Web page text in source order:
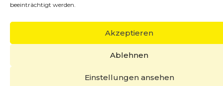
beeinträchtigt werden.
Akzeptieren
Ablehnen
Einstellungen ansehen